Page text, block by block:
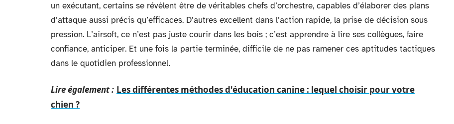
un exécutant, certains se révèlent être de véritables chefs d’orchestre, capables d’élaborer des plans
d’attaque aussi précis qu’efficaces. D’autres excellent dans l’action rapide, la prise de décision sous
pression. L’airsoft, ce n’est pas juste courir dans les bois ; c’est apprendre à lire ses collègues, faire
confiance, anticiper. Et une fois la partie terminée, difficile de ne pas ramener ces aptitudes tactiques
dans le quotidien professionnel.
Lire également : Les différentes méthodes d'éducation canine : lequel choisir pour votre
chien ?